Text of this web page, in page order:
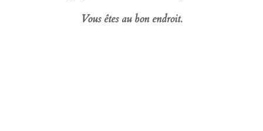
Vous êtes au bon endroit.